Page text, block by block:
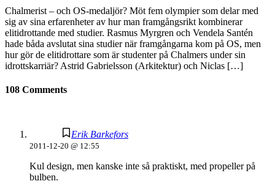
Chalmerist – och OS-medaljör? Möt fem olympier som delar med
sig av sina erfarenheter av hur man framgångsrikt kombinerar
elitidrottande med studier. Rasmus Myrgren och Vendela Santén
hade båda avslutat sina studier när framgångarna kom på OS, men
hur gör de elitidrottare som är studenter på Chalmers under sin
idrottskarriär? Astrid Gabrielsson (Arkitektur) och Niclas […]
108 Comments
Erik Barkefors
2011-12-20 @ 12:55
Kul design, men kanske inte så praktiskt, med propeller på
bulben.